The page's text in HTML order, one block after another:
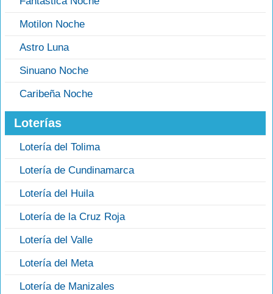
Motilon Noche
Astro Luna
Sinuano Noche
Caribeña Noche
Loterías
Lotería del Tolima
Lotería de Cundinamarca
Lotería del Huila
Lotería de la Cruz Roja
Lotería del Valle
Lotería del Meta
Lotería de Manizales